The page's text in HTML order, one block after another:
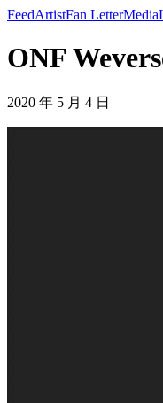
FeedArtistFan LetterMedia
ONF
2020 年 5 月 4 日